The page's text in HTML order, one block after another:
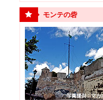
モンテの砦